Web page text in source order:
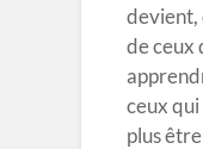
devient,
de ceux
ceux
plus